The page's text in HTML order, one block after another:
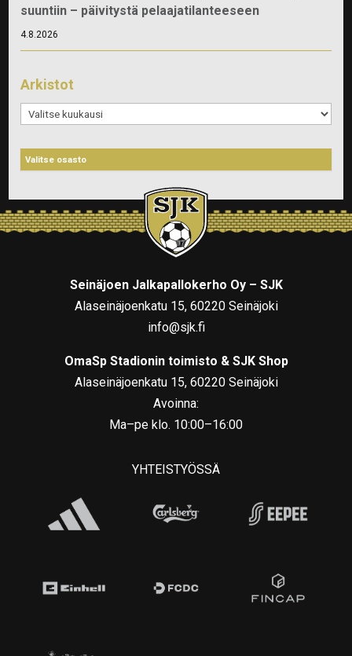
suuntiin – päivitystä pelaajatilanteeseen
4.8.2026
Arkistot
Arkistot
Seinäjoen Jalkapallokerho Oy – SJK
Alaseinäjoenkatu 15, 60220 Seinäjoki
info@sjk.fi
OmaSp Stadionin toimisto & SJK Shop
Alaseinäjoenkatu 15, 60220 Seinäjoki
Avoinna:
Ma–pe klo. 10:00–16:00
YHTEISTYÖSSÄ